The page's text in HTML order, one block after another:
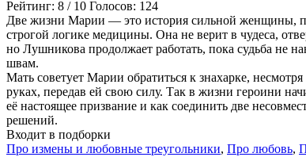
Рейтинг: 8 / 10 Голосов: 124
Две жизни Марии — это история сильной женщины,
строгой логике медицины. Она не верит в чудеса,
но Лушникова продолжает работать, пока судьба не
швам.
Мать советует Марии обратиться к знахарке,
руках, передав ей свою силу. Так в жизни героини
её настоящее призвание и как соединить две
решений.
Входит в подборки
Про измены и любовные треугольники, Про любовь,